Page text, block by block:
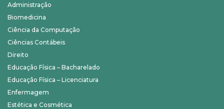
Administração
Biomedicina
Ciência da Computação
Ciências Contábeis
Direito
Educação Física – Bacharelado
Educação Física – Licenciatura
Enfermagem
Estética e Cosmética